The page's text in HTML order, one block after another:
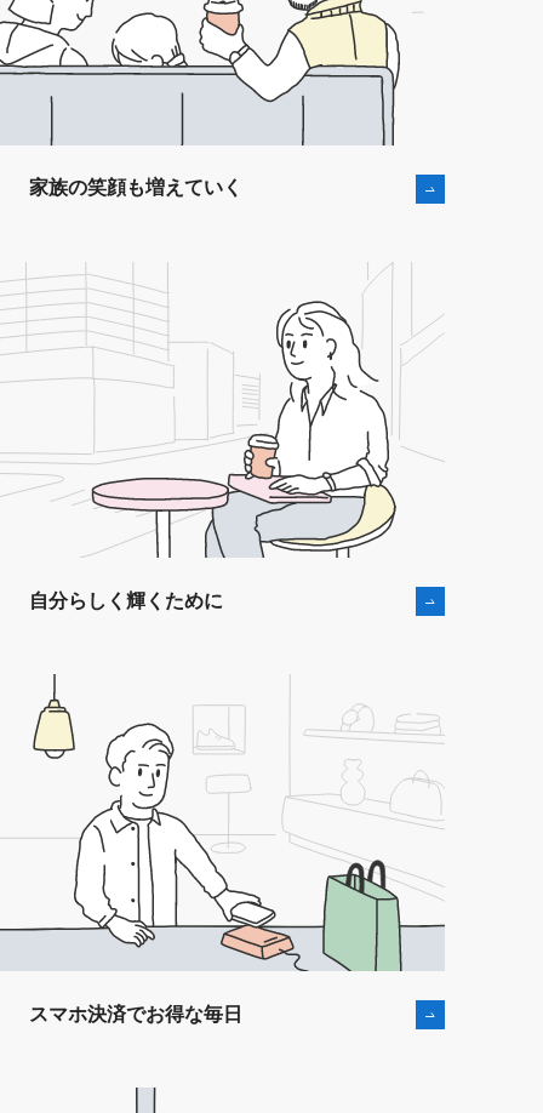
家族の笑顔も増えていく
⾃分らしく輝くために
スマホ決済でお得な毎⽇